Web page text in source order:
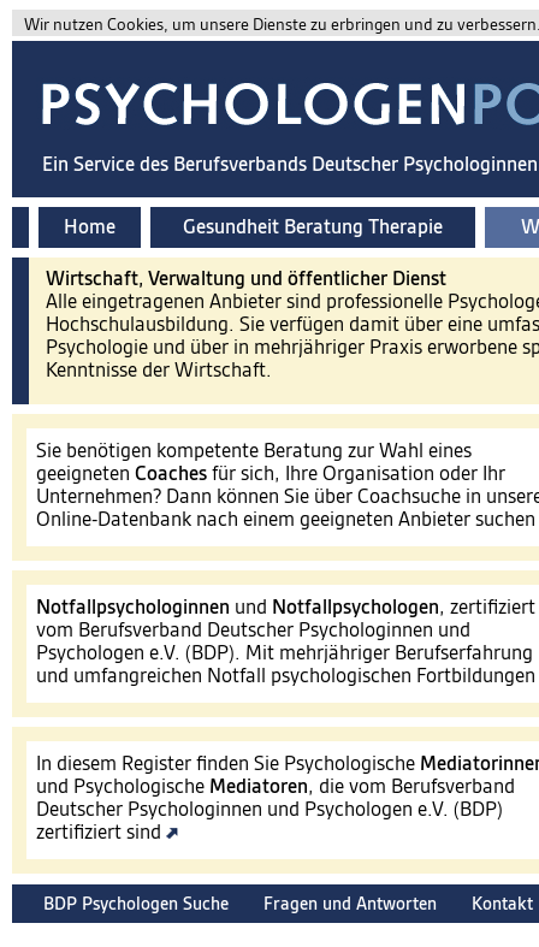
Wir nutzen Cookies, um unsere Dienste zu erbringen und zu
Ein Service des Berufsverbands Deutscher
Home Gesundheit Beratung Therapie
Wirtschaft, Verwaltung und öffentlicher Dienst
Alle eingetragenen Anbieter sind professionelle
Hochschulausbildung. Sie verfügen damit über eine
Psychologie und über in mehrjähriger Praxis erworbene
Kenntnisse der Wirtschaft.
Sie benötigen kompetente Beratung zur Wahl eines
geeigneten Coaches für sich, Ihre Organisation oder Ihr
Unternehmen? Dann können Sie über Coachsuche in
Online-Datenbank nach einem geeigneten Anbieter suchen
Notfallpsychologinnen und Notfallpsychologen, zertifiziert
vom Berufsverband Deutscher Psychologinnen und
Psychologen e.V. (BDP). Mit mehrjähriger Berufserfahrung
und umfangreichen Notfall psychologischen Fortbildungen
In diesem Register finden Sie Psychologische
und Psychologische Mediatoren, die vom Berufsverband
Deutscher Psychologinnen und Psychologen e.V. (BDP)
zertifiziert sind
BDP Psychologen Suche Fragen und Antworten Kontakt